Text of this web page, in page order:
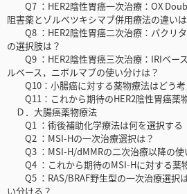
Q7 ：HER2陰性胃癌一次治療：OX
阻害薬とゾルべツキシマブ併用療法の違い
Q8 ：HER2陰性胃癌二次治療：パクリ
の選択肢は？
Q9 ：HER2陰性胃癌三次治療：IRIベー
ルベース，ニボルマブの使い分けは？
Q10：小腸癌に対する薬物療法はどう考
Q11：これから期待のHER2陰性胃癌薬
Ｄ．大腸癌薬物療法
Q1 ：術後補助化学療法は何を選択する
Q2 ：MSI-Hの一次治療選択は？
Q3 ：MSI-H/dMMRの二次治療以降の使
Q4 ：これから期待のMSI-Hに対する薬
Q5 ：RAS/BRAF野生型の一次治療選択
い分ける？